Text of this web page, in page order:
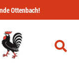
Ottenbach!